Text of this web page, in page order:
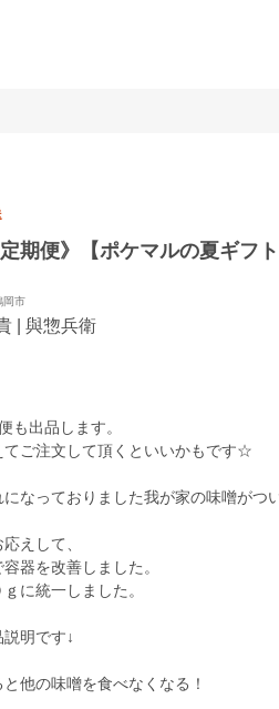
定期便》【ポケマルの夏ギフ
岡市
| 與惣兵衛
も出品します。
てご注文して頂くといいかもです☆
なっておりました我が家の味噌がつ
えして、
器を改善しました。
に統一しました。
明です↓
他の味噌を食べなくなる！